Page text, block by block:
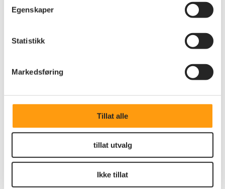
Egenskaper
Statistikk
Markedsføring
Tillat alle
tillat utvalg
Ikke tillat
er ingen aktivitet der i dag. For dem som kommer til
Tuddal, er også Tuddal Høyfjellshotell AS verdt et besøk.
solsiden av den mektige Gaustatoppen.
Kulturbærer og formidler
Som født inn i en musikalsk familie, tok Knut Buen med seg
fortellertradisjonen som en del av sin formidling, sammen
med musikken.
– Spelemenn kan ikke noter, så jeg spiller etter